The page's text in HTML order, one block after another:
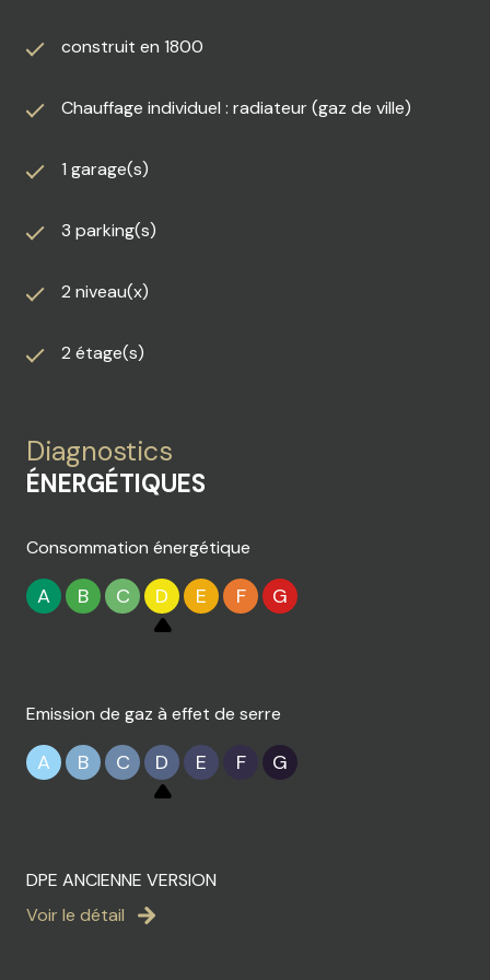
construit en 1800
Chauffage individuel : radiateur (gaz de ville)
1 garage(s)
3 parking(s)
2 niveau(x)
2 étage(s)
Diagnostics
ÉNERGÉTIQUES
Consommation énergétique
A B C D E F G
Emission de gaz à effet de serre
A B C D E F G
DPE ANCIENNE VERSION
Voir le détail